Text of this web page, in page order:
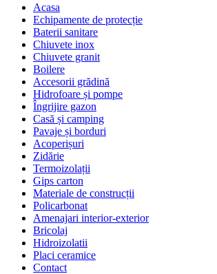
Acasa
Echipamente de protecție
Baterii sanitare
Chiuvete inox
Chiuvete granit
Boilere
Accesorii grădină
Hidrofoare și pompe
Îngrijire gazon
Casă și camping
Pavaje și borduri
Acoperișuri
Zidărie
Termoizolații
Gips carton
Materiale de construcții
Policarbonat
Amenajari interior-exterior
Bricolaj
Hidroizolatii
Placi ceramice
Contact